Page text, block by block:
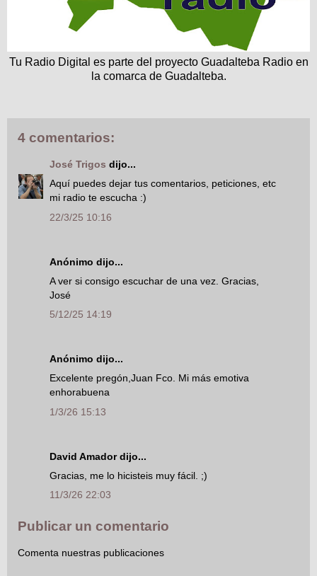
Tu Radio Digital es parte del proyecto Guadalteba Radio en
la comarca de Guadalteba.
4 comentarios:
José Trigos dijo...
Aquí puedes dejar tus comentarios, peticiones, etc
mi radio te escucha :)
22/3/25 10:16
Anónimo dijo...
A ver si consigo escuchar de una vez. Gracias,
José
5/12/25 14:19
Anónimo dijo...
Excelente pregón,Juan Fco. Mi más emotiva
enhorabuena
1/3/26 15:13
David Amador dijo...
Gracias, me lo hicisteis muy fácil. ;)
11/3/26 22:03
Publicar un comentario
Comenta nuestras publicaciones